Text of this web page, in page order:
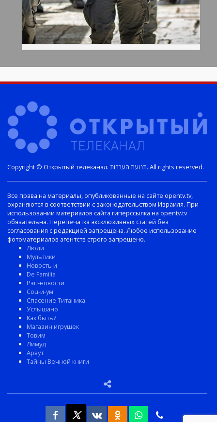
Copyright © Открытый телеканал. תנועת הערבות. All rights reserved.
Все права на материалы, опубликованные на сайте opentv.tv,
охраняются в соответствии с законодательством Израиля. При
использовании материалов сайта гиперссылка на opentv.tv
обязательна. Перепечатка эксклюзивных статей без
согласования с редакцией запрещена. Любое использование
фотоматериалов агентств строго запрещено.
Люди
Мультики
Новость и
De Familia
Рэп-новости
Соц-и-ум
Спасение Титаника
Услышано
Как быть?
Магазин игрушек
Товим
Лимуд
Арвут
Тайны Вечной книги